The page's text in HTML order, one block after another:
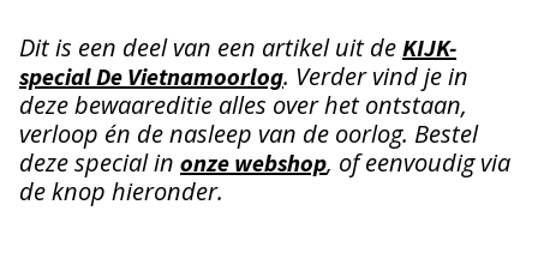
Dit is een deel van een artikel uit de KIJK-
special De Vietnamoorlog. Verder vind je in
deze bewaareditie alles over het ontstaan,
verloop én de nasleep van de oorlog. Bestel
deze special in onze webshop, of eenvoudig via
de knop hieronder.